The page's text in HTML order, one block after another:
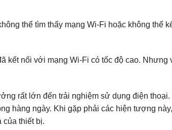
thể tìm thấy mạng Wi-Fi hoặc không thể
kết nối với mạng Wi-Fi có tốc độ cao.
rất lớn đến trải nghiệm sử dụng điện
hàng ngày. Khi gặp phải các hiện tượng
của thiết bị.